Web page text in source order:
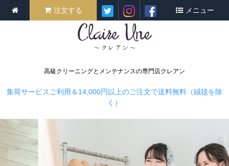
高級クリーニングとメンテナンスの専門店クレアン
注文する メニュー
集荷サービスご利用＆14,000円以上のご注文で送料無料（絨毯を除
く）